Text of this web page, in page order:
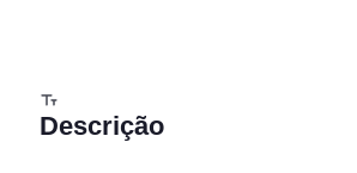
Descrição